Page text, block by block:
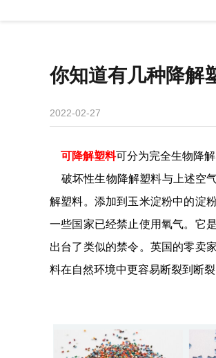
你知道有几种降解
2022-02-27
可降解塑料可分为完全生物降
破坏性生物降解塑料与上述空
解塑料。添加到玉米淀粉中的淀
一些国家已经禁止使用氧气。它
出台了类似的禁令。英国的零卖
料在自然环境中更容易断裂到断